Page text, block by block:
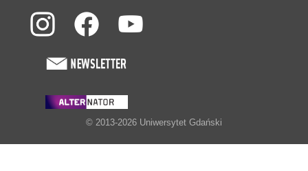
© 2013-2026 Uniwersytet Gdański